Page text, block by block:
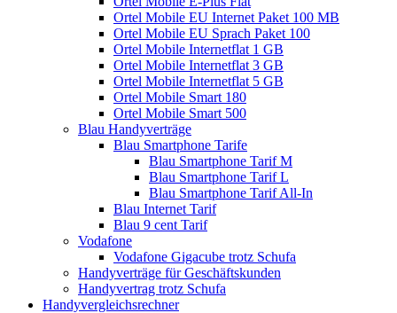
Ortel Mobile EU Internet Paket 100 MB
Ortel Mobile EU Sprach Paket 100
Ortel Mobile Internetflat 1 GB
Ortel Mobile Internetflat 3 GB
Ortel Mobile Internetflat 5 GB
Ortel Mobile Smart 180
Ortel Mobile Smart 500
Blau Handyverträge
Blau Smartphone Tarife
Blau Smartphone Tarif M
Blau Smartphone Tarif L
Blau Smartphone Tarif All-In
Blau Internet Tarif
Blau 9 cent Tarif
Vodafone
Vodafone Gigacube trotz Schufa
Handyverträge für Geschäftskunden
Handyvertrag trotz Schufa
Handyvergleichsrechner